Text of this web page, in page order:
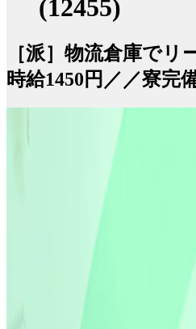
(12455)
［派］物流倉庫でリ
時給1450円／／寮完